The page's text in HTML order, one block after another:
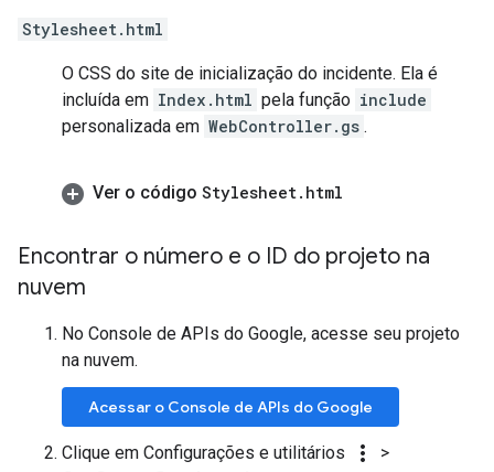
Stylesheet.html
O CSS do site de inicialização do incidente. Ela é
incluída em Index.html pela função include
personalizada em WebController.gs .
Ver o código Stylesheet . html
Encontrar o número e o ID do projeto na
nuvem
No Console de APIs do Google, acesse seu projeto
na nuvem.
Acessar o Console de APIs do Google
Clique em Configurações e utilitários more_vert
>